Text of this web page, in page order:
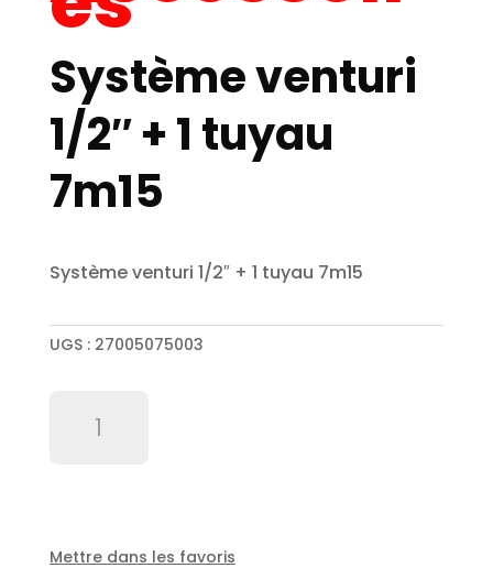
Système venturi
1/2″ + 1 tuyau
7m15
Système venturi 1/2″ + 1 tuyau 7m15
UGS : 27005075003
1Mettre dans les favoris